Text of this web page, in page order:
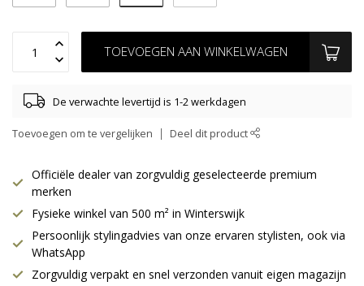
TOEVOEGEN AAN WINKELWAGEN
De verwachte levertijd is 1-2 werkdagen
Toevoegen om te vergelijken Deel dit product
Officiële dealer van zorgvuldig geselecteerde premium
merken
Fysieke winkel van 500 m² in Winterswijk
Persoonlijk stylingadvies van onze ervaren stylisten, ook via
WhatsApp
Zorgvuldig verpakt en snel verzonden vanuit eigen magazijn